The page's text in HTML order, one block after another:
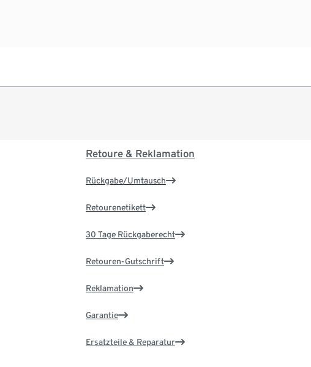
Retoure & Reklamation
Rückgabe/Umtausch
Retourenetikett
30 Tage Rückgaberecht
Retouren-Gutschrift
Reklamation
Garantie
Ersatzteile & Reparatur